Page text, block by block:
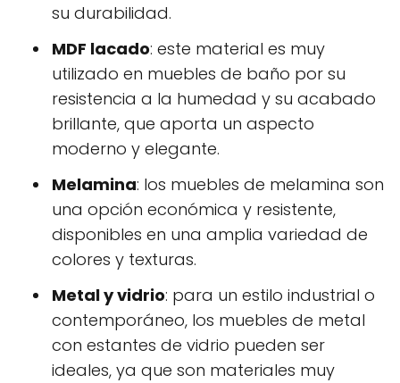
su durabilidad.
MDF lacado: este material es muy
utilizado en muebles de baño por su
resistencia a la humedad y su acabado
brillante, que aporta un aspecto
moderno y elegante.
Melamina: los muebles de melamina son
una opción económica y resistente,
disponibles en una amplia variedad de
colores y texturas.
Metal y vidrio: para un estilo industrial o
contemporáneo, los muebles de metal
con estantes de vidrio pueden ser
ideales, ya que son materiales muy